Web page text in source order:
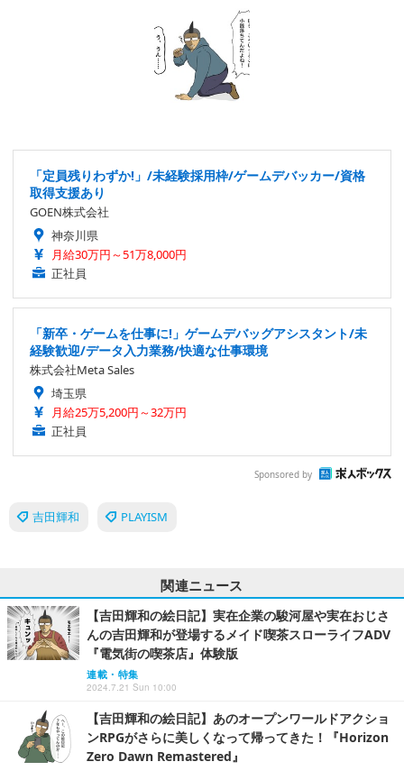
「定員残りわずか!」/未経験採用枠/ゲームデバッカー/資格
取得支援あり
GOEN株式会社
神奈川県
月給30万円～51万8,000円
正社員
「新卒・ゲームを仕事に!」ゲームデバッグアシスタント/未
経験歓迎/データ入力業務/快適な仕事環境
株式会社Meta Sales
埼玉県
月給25万5,200円～32万円
正社員
Sponsored by
吉田輝和 PLAYISM
関連ニュース
【吉田輝和の絵日記】実在企業の駿河屋や実在おじさ
んの吉田輝和が登場するメイド喫茶スローライフADV
『電気街の喫茶店』体験版
連載・特集
2024.7.21 Sun 10:00
【吉田輝和の絵日記】あのオープンワールドアクショ
ンRPGがさらに美しくなって帰ってきた！『Horizon
Zero Dawn Remastered』